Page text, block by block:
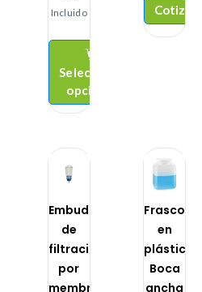
Incluido
Seleccionar
opciones
Cotizar
Embudo
de
filtración
por
membrana
Frasco
en
plástico
Boca
ancha